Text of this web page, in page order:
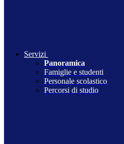
Servizi
Panoramica
Famiglie e studenti
Personale scolastico
Percorsi di studio